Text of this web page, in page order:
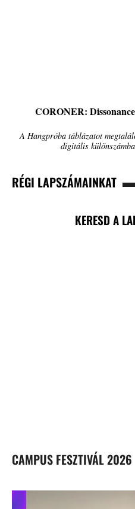
CORONER:
A Hangpróba táblázatot
digitális
RÉGI LAPSZÁMAINKAT
KERESD A
CAMPUS FESZTIVÁL 2026